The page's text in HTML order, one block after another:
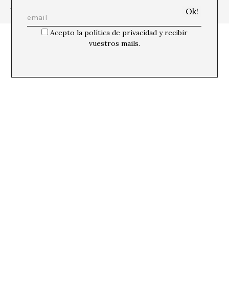
+ Ver todas las publicaciones del autor/a
Acepto la política de privacidad y recibir
vuestros mails.